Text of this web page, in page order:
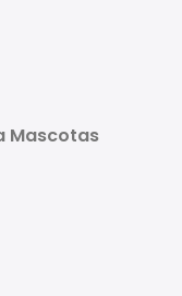
Mascotas